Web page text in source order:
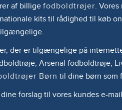
af billige fodboldtrøjer.
kits til rådighed til køb
der er tilgængelige på
Arsenal fodboldtrøje,
Børn til dine børn som
forslag til vores kundes e-